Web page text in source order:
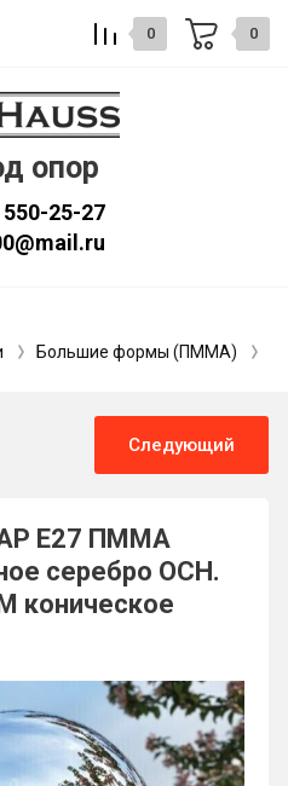
опор
25-27
0 0
Большие формы (ПММА)
Следующий
Е27 ПММА
серебро ОСН.
коническое